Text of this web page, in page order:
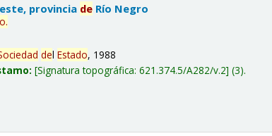
provincia de Río Negro
.
delEstado, 1988
Signatura topográfica:621.374.5/A282/v.2 (3).